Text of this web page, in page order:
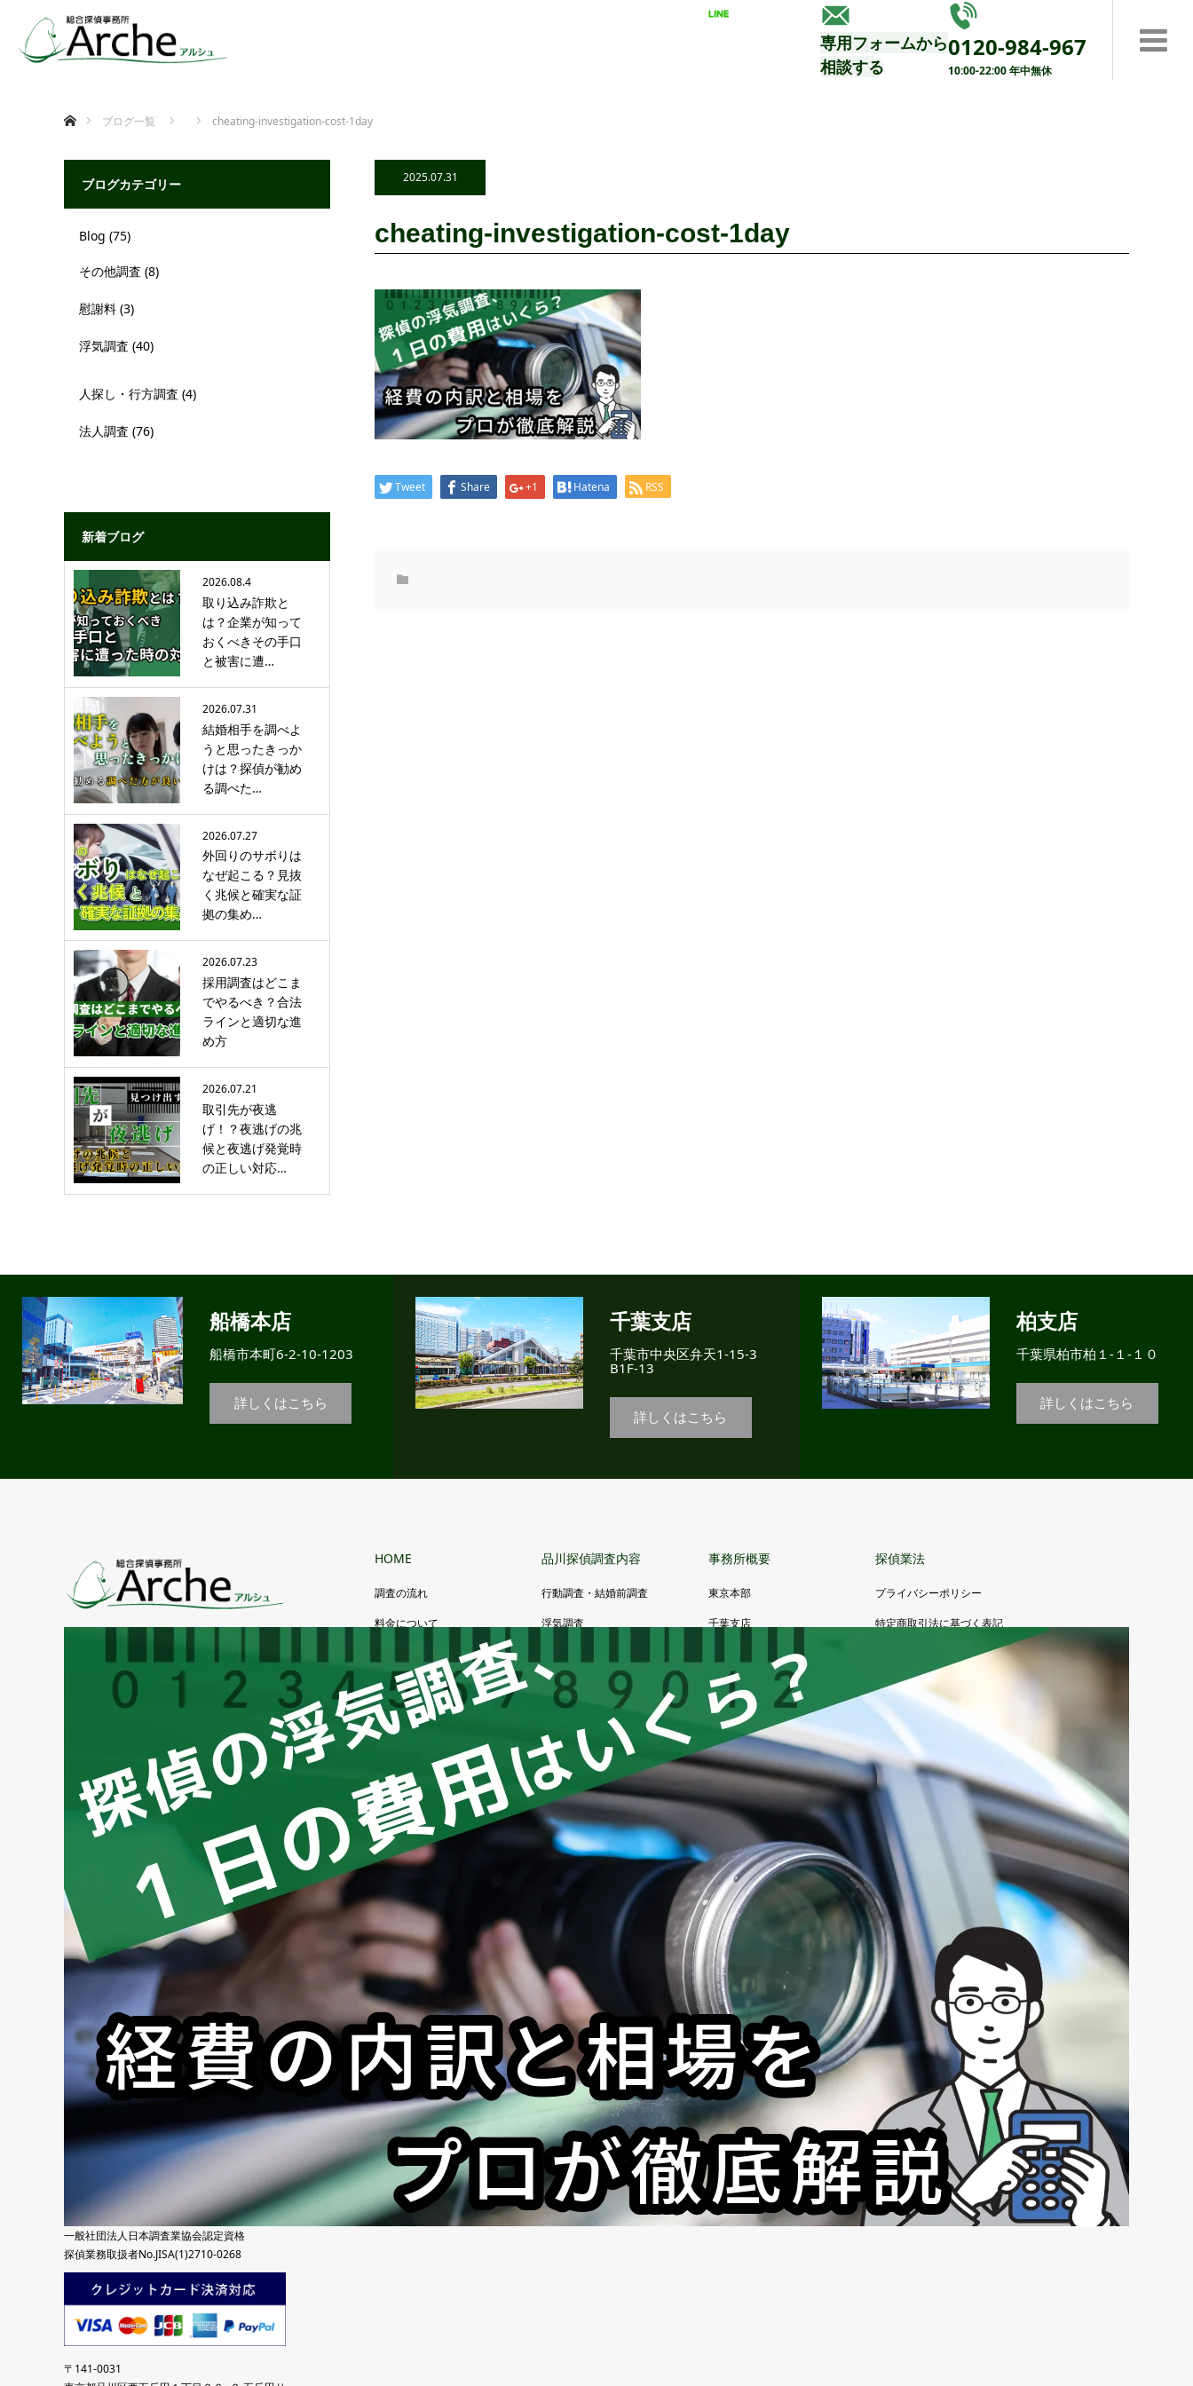
専用フォームから
相談する
0120-984-967
10:00-22:00 年中無休
ブログ一覧
cheating-investigation-cost-1day
2025.07.31
cheating-investigation-cost-1day
Tweet Share +1 Hatena RSS
ブログカテゴリー
Blog (75)
その他調査 (8)
慰謝料 (3)
浮気調査 (40)
人探し・行方調査 (4)
法人調査 (76)
新着ブログ
2026.08.4
取り込み詐欺と
は？企業が知って
おくべきその手口
と被害に遭…
2026.07.31
結婚相手を調べよ
うと思ったきっか
けは？探偵が勧め
る調べた…
2026.07.27
外回りのサボりは
なぜ起こる？見抜
く兆候と確実な証
拠の集め…
2026.07.23
採用調査はどこま
でやるべき？合法
ラインと適切な進
め方
2026.07.21
取引先が夜逃
げ！？夜逃げの兆
候と夜逃げ発覚時
の正しい対応…
船橋本店
船橋市本町6-2-10-1203
詳しくはこちら
千葉支店
千葉市中央区弁天1-15-3
B1F-13
詳しくはこちら
柏支店
千葉県柏市柏１-１-１０
詳しくはこちら
HOME
調査の流れ
料金について
お客様の声
品川探偵調査内容
行動調査・結婚前調査
浮気調査
お任せ浮気調査
お試し調査プラン
法人向け調査
事務所概要
東京本部
千葉支店
代表あいさつ
アルシュブログ
お問い合わせ
探偵業法
プライバシーポリシー
特定商取引法に基づく表記
一般社団法人日本調査業協会認定資格
探偵業務取扱者No.JISA(1)2710-0268
〒141-0031